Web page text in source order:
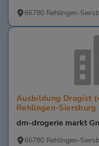
66780 Rehlingen-
Ausbildung Drogist
Rehlingen-Siersburg
dm-drogerie markt
66780 Rehlingen-